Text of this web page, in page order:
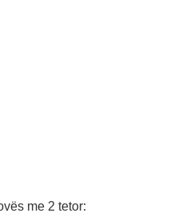
me 2 tetor: